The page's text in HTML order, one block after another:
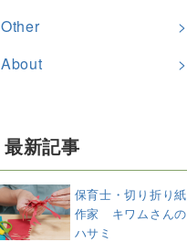
Other
About
最新記事
保育士・切り折り紙
作家 キワムさんの
ハサミ